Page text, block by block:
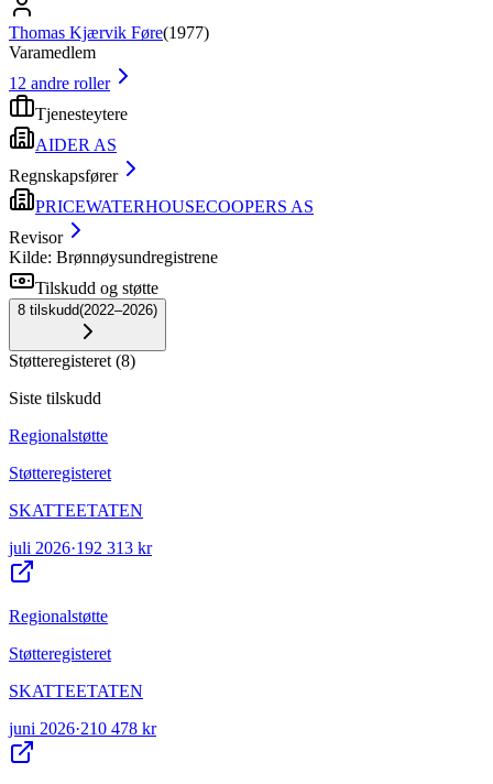
Thomas Kjærvik Føre(1977)
Varamedlem
12 andre roller
Tjenesteytere
AIDER AS
Regnskapsfører
PRICEWATERHOUSECOOPERS AS
Revisor
Kilde: Brønnøysundregistrene
Tilskudd og støtte
8 tilskudd(2022–2026)
Støtteregisteret (8)
Siste tilskudd
Regionalstøtte
Støtteregisteret
SKATTEETATEN
juli 2026·192 313 kr
Regionalstøtte
Støtteregisteret
SKATTEETATEN
juni 2026·210 478 kr